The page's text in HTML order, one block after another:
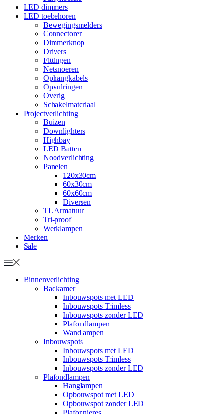
LED dimmers
LED toebehoren
Bewegingsmelders
Connectoren
Dimmerknop
Drivers
Fittingen
Netsnoeren
Ophangkabels
Opvulringen
Overig
Schakelmateriaal
Projectverlichting
Buizen
Downlighters
Highbay
LED Batten
Noodverlichting
Panelen
120x30cm
60x30cm
60x60cm
Diversen
TL Armatuur
Tri-proof
Werklampen
Merken
Sale
Binnenverlichting
Badkamer
Inbouwspots met LED
Inbouwspots Trimless
Inbouwspots zonder LED
Plafondlampen
Wandlampen
Inbouwspots
Inbouwspots met LED
Inbouwspots Trimless
Inbouwspots zonder LED
Plafondlampen
Hanglampen
Opbouwspot met LED
Opbouwspot zonder LED
Plafonnieres